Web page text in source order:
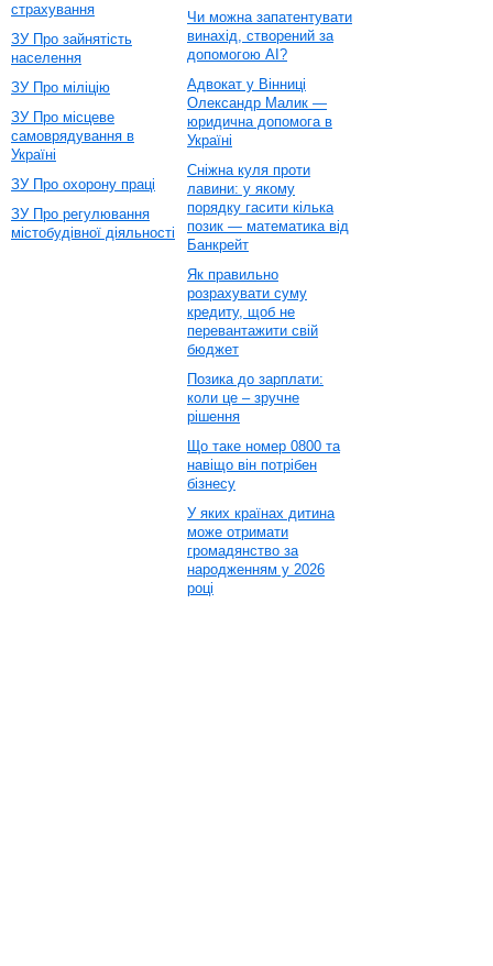
страхування
ЗУ Про зайнятість
населення
ЗУ Про міліцію
ЗУ Про місцеве
самоврядування в
Україні
ЗУ Про охорону праці
ЗУ Про регулювання
містобудівної діяльності
Чи можна запатентувати
винахід, створений за
допомогою AI?
Адвокат у Вінниці
Олександр Малик —
юридична допомога в
Україні
Сніжна куля проти
лавини: у якому
порядку гасити кілька
позик — математика від
Банкрейт
Як правильно
розрахувати суму
кредиту, щоб не
перевантажити свій
бюджет
Позика до зарплати:
коли це – зручне
рішення
Що таке номер 0800 та
навіщо він потрібен
бізнесу
У яких країнах дитина
може отримати
громадянство за
народженням у 2026
році